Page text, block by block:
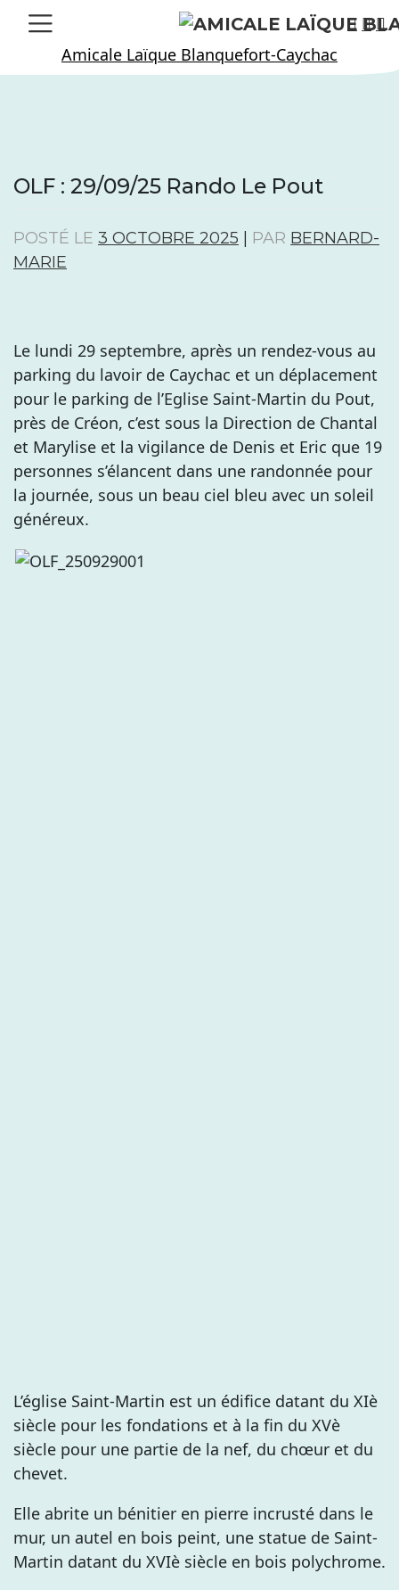
Skip
Amicale Laïque Blanquefort-Caychac
OLF : 29/09/25 Rando Le Pout
POSTÉ LE 3 OCTOBRE 2025 PAR BERNARD-
MARIE
Le lundi 29 septembre, après un rendez-vous au
parking du lavoir de Caychac et un déplacement
pour le parking de l’Eglise Saint-Martin du Pout,
près de Créon, c’est sous la Direction de Chantal
et Marylise et la vigilance de Denis et Eric que 19
personnes s’élancent dans une randonnée pour
la journée, sous un beau ciel bleu avec un soleil
généreux.
L’église Saint-Martin est un édifice datant du XIè
siècle pour les fondations et à la fin du XVè
siècle pour une partie de la nef, du chœur et du
chevet.
Elle abrite un bénitier en pierre incrusté dans le
mur, un autel en bois peint, une statue de Saint-
Martin datant du XVIè siècle en bois polychrome.